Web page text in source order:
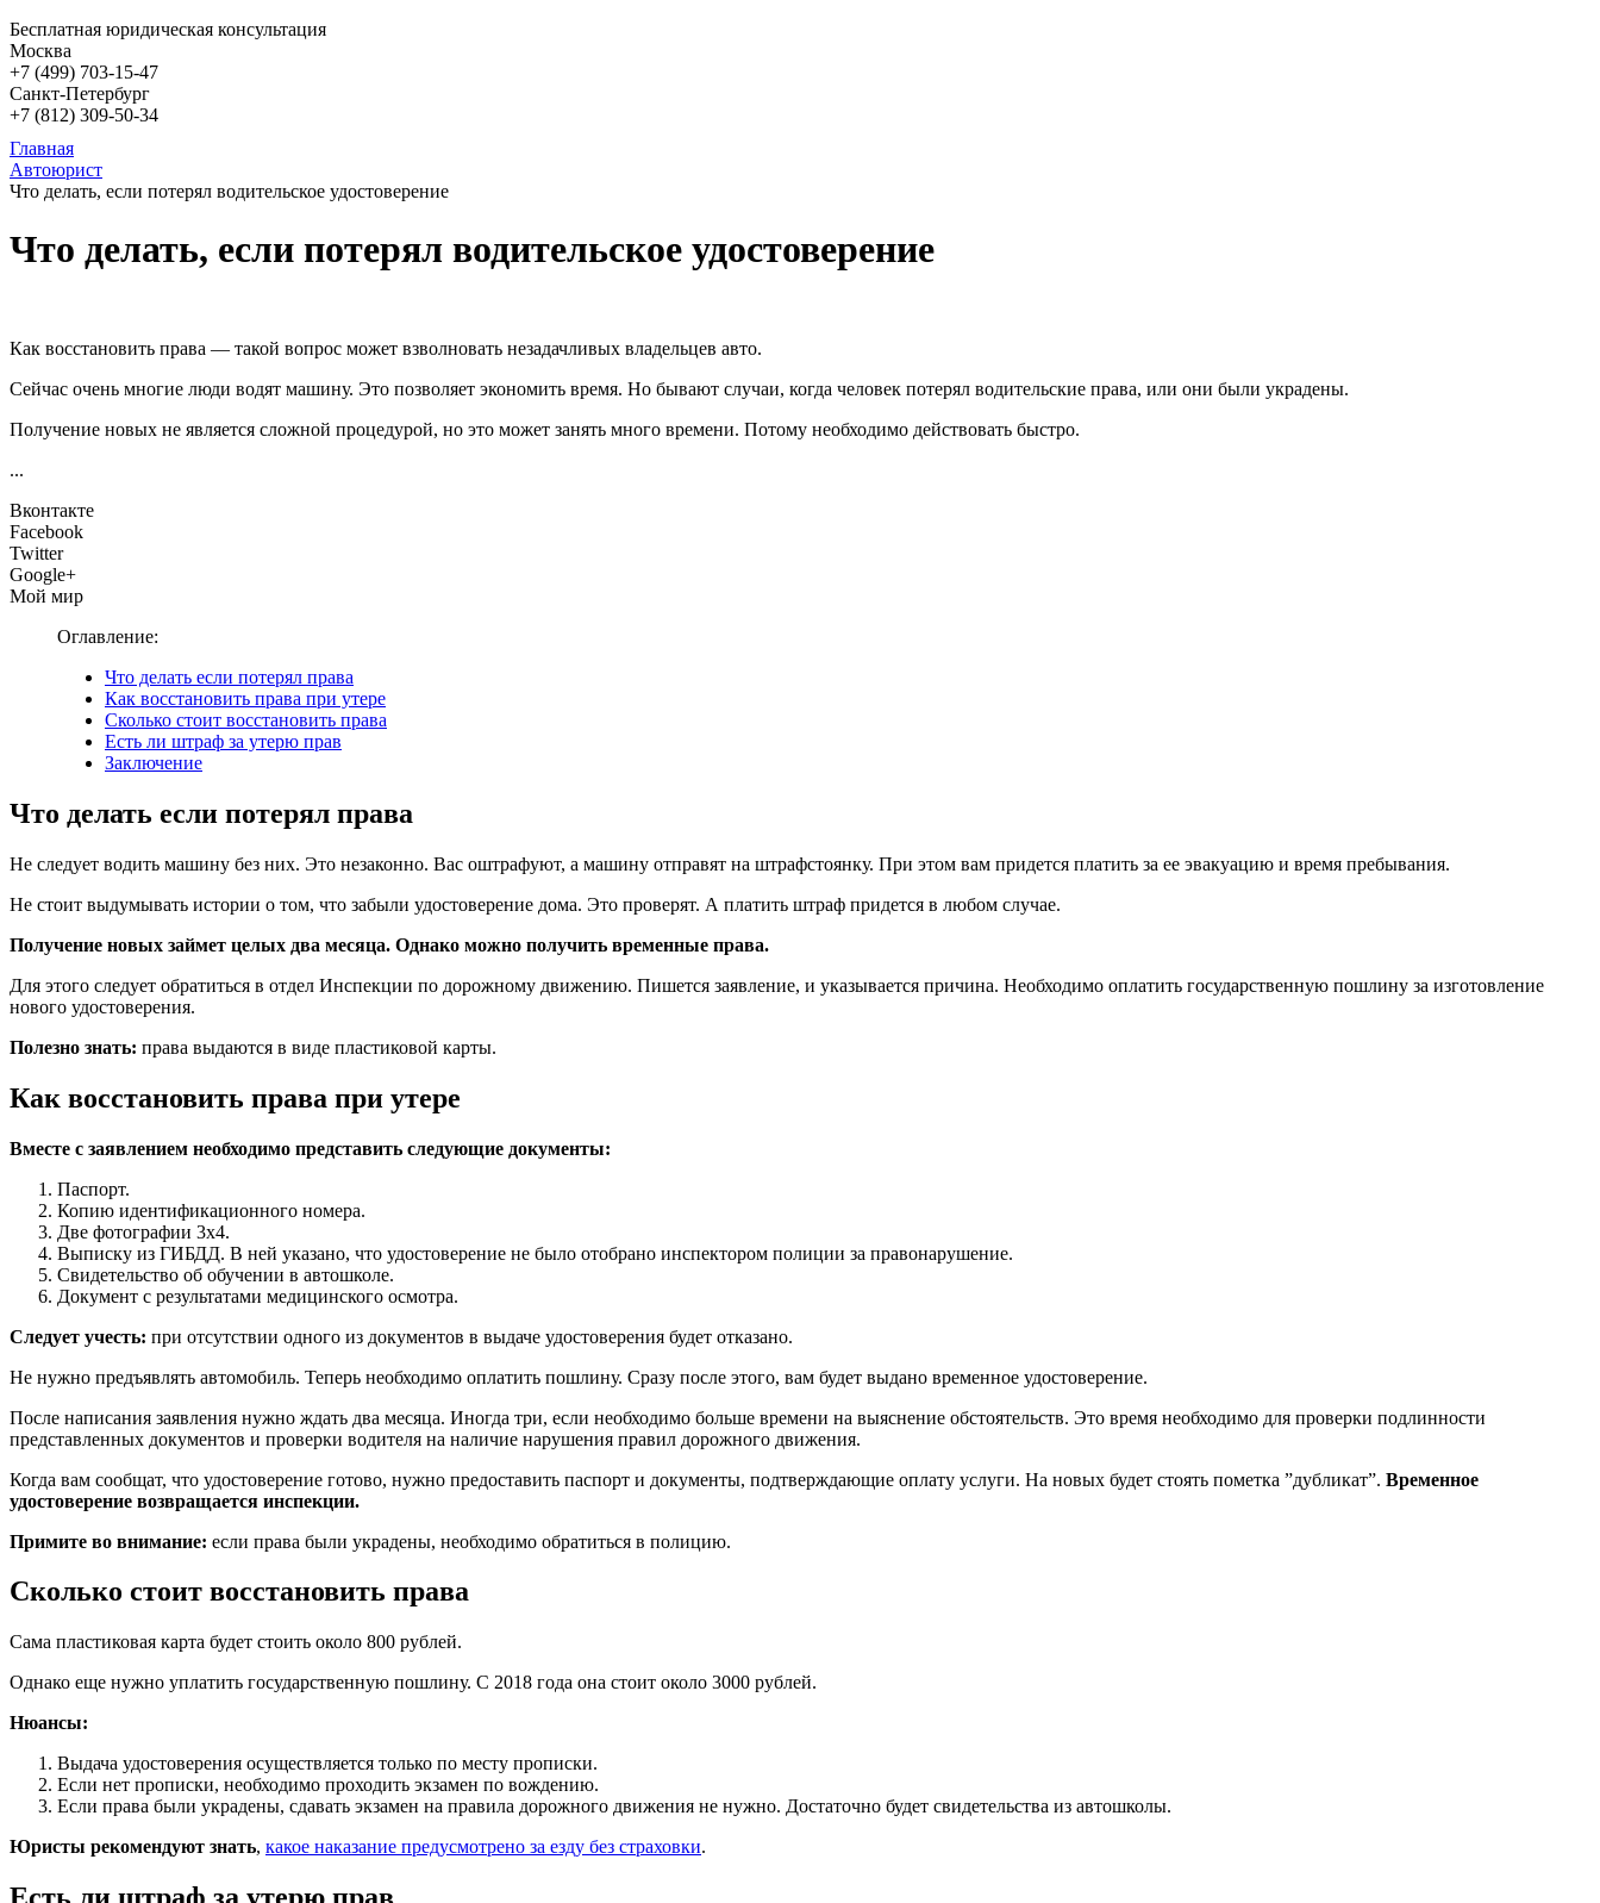
Бесплатная юридическая консультация
Москва
+7 (499) 703-15-47
Санкт-Петербург
+7 (812) 309-50-34
Главная
Автоюрист
Что делать, если потерял водительское удостоверение
Что делать, если потерял водительское удостоверение
Как восстановить права — такой вопрос может взволновать незадачливых владельцев авто.
Сейчас очень многие люди водят машину. Это позволяет экономить время. Но бывают случаи, когда человек потерял водительские права, или они были украдены.
Получение новых не является сложной процедурой, но это может занять много времени. Потому необходимо действовать быстро.
...
Вконтакте
Facebook
Twitter
Google+
Мой мир
Оглавление:
Что делать если потерял права
Как восстановить права при утере
Сколько стоит восстановить права
Есть ли штраф за утерю прав
Заключение
Что делать если потерял права
Не следует водить машину без них. Это незаконно. Вас оштрафуют, а машину отправят на штрафстоянку. При этом вам придется платить за ее эвакуацию и время пребывания.
Не стоит выдумывать истории о том, что забыли удостоверение дома. Это проверят. А платить штраф придется в любом случае.
Получение новых займет целых два месяца. Однако можно получить временные права.
Для этого следует обратиться в отдел Инспекции по дорожному движению. Пишется заявление, и указывается причина. Необходимо оплатить государственную пошлину за изготовление
нового удостоверения.
Полезно знать: права выдаются в виде пластиковой карты.
Как восстановить права при утере
Вместе с заявлением необходимо представить следующие документы:
Паспорт.
Копию идентификационного номера.
Две фотографии 3х4.
Выписку из ГИБДД. В ней указано, что удостоверение не было отобрано инспектором полиции за правонарушение.
Свидетельство об обучении в автошколе.
Документ с результатами медицинского осмотра.
Следует учесть: при отсутствии одного из документов в выдаче удостоверения будет отказано.
Не нужно предъявлять автомобиль. Теперь необходимо оплатить пошлину. Сразу после этого, вам будет выдано временное удостоверение.
После написания заявления нужно ждать два месяца. Иногда три, если необходимо больше времени на выяснение обстоятельств. Это время необходимо для проверки подлинности
представленных документов и проверки водителя на наличие нарушения правил дорожного движения.
Когда вам сообщат, что удостоверение готово, нужно предоставить паспорт и документы, подтверждающие оплату услуги. На новых будет стоять пометка ”дубликат”. Временное
удостоверение возвращается инспекции.
Примите во внимание: если права были украдены, необходимо обратиться в полицию.
Сколько стоит восстановить права
Сама пластиковая карта будет стоить около 800 рублей.
Однако еще нужно уплатить государственную пошлину. С 2018 года она стоит около 3000 рублей.
Нюансы:
Выдача удостоверения осуществляется только по месту прописки.
Если нет прописки, необходимо проходить экзамен по вождению.
Если права были украдены, сдавать экзамен на правила дорожного движения не нужно. Достаточно будет свидетельства из автошколы.
Юристы рекомендуют знать, какое наказание предусмотрено за езду без страховки.